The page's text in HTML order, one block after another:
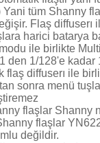
tüm Shanny
Flaş diffuserı
harici batarya
ile birlikte
den 1/128'e
diffuserı ile
sonra menü
flaşlar Shanny
flaşlar
değildir.